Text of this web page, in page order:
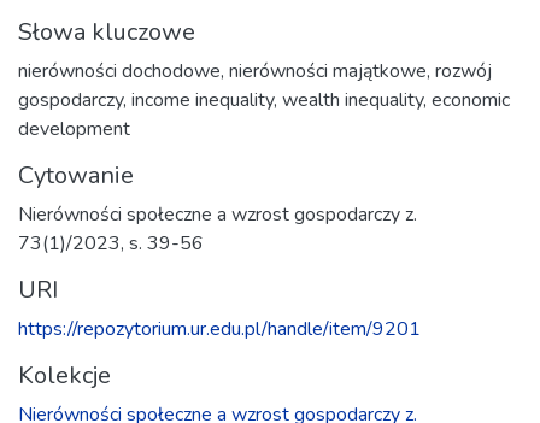
Słowa kluczowe
nierówności dochodowe, nierówności majątkowe, rozwój
gospodarczy, income inequality, wealth inequality, economic
development
Cytowanie
Nierówności społeczne a wzrost gospodarczy z.
73(1)/2023, s. 39-56
URI
https://repozytorium.ur.edu.pl/handle/item/9201
Kolekcje
Nierówności społeczne a wzrost gospodarczy z.